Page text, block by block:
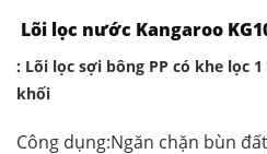
Lõi lọc nước Kangaroo
: Lõi lọc sợi bông PP có khe lọc
khối
Công dụng:Ngăn chặn bùn